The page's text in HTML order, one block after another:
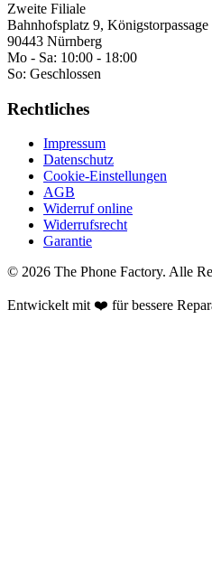
Zweite Filiale
Bahnhofsplatz 9, Königstorpassage
90443 Nürnberg
Mo - Sa: 10:00 - 18:00
So: Geschlossen
Rechtliches
Impressum
Datenschutz
Cookie-Einstellungen
AGB
Widerruf online
Widerrufsrecht
Garantie
© 2026 The Phone Factory. Alle
Entwickelt mit ❤️ für bessere